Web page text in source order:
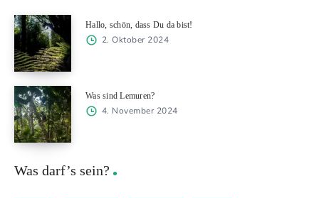
Hallo, schön, dass Du da bist!
2. Oktober 2024
Was sind Lemuren?
4. November 2024
Was darf’s sein?